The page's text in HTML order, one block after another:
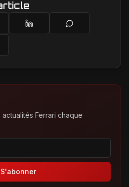
Ferrari chaque
newsletter
S'abonner